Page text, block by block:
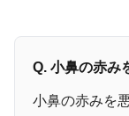
Q. 小鼻の赤み
小鼻の赤みを